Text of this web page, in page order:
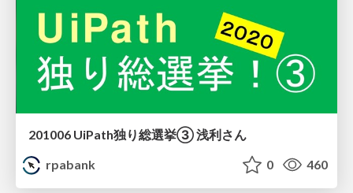
201006 UiPath独り総選挙③ 浅利さん
rpabank
0 460